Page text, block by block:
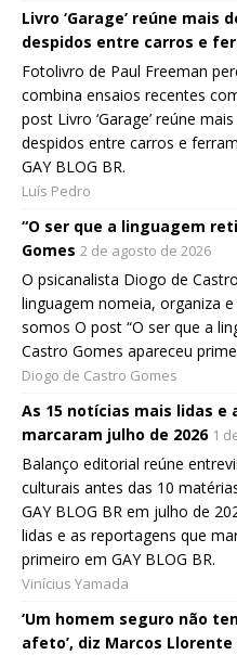
Livro ‘Garage’ reúne mais
despidos entre carros e
Fotolivro de Paul Freeman
combina ensaios recentes
post Livro ‘Garage’ reúne
despidos entre carros e
GAY BLOG BR.
Luís Pedro
“O ser que a linguagem
Gomes 2 de agosto de 2026
O psicanalista Diogo de
linguagem nomeia, organiza
somos O post “O ser que a
Castro Gomes apareceu
Diogo de Castro Gomes
As 15 notícias mais lidas e
marcaram julho de 2026 1
Balanço editorial reúne
culturais antes das 10
GAY BLOG BR em julho de
lidas e as reportagens que
primeiro em GAY BLOG BR.
Vinícius Yamada
‘Um homem seguro não
afeto’, diz Marcos